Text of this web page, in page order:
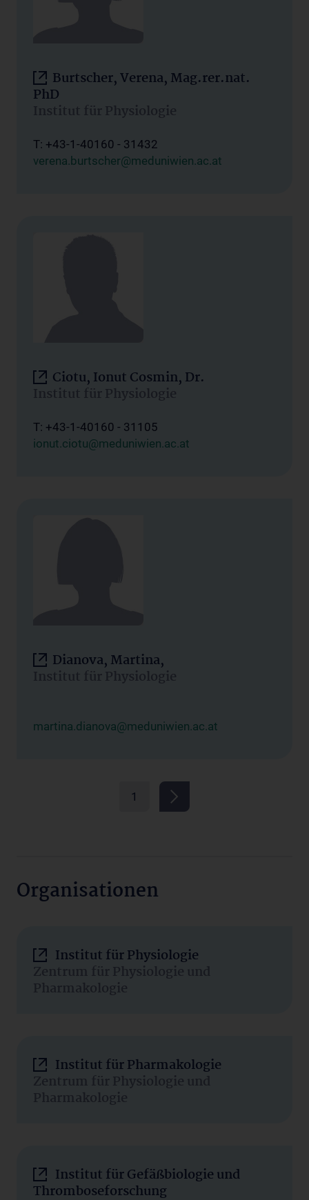
Burtscher, Verena, Mag.rer.nat.
PhD
Institut für Physiologie
T: +43-1-40160 - 31432
verena.burtscher@meduniwien.ac.at
Ciotu, Ionut Cosmin, Dr.
Institut für Physiologie
T: +43-1-40160 - 31105
ionut.ciotu@meduniwien.ac.at
Dianova, Martina,
Institut für Physiologie
martina.dianova@meduniwien.ac.at
1
Organisationen
Institut für Physiologie
Zentrum für Physiologie und
Pharmakologie
Institut für Pharmakologie
Zentrum für Physiologie und
Pharmakologie
Institut für Gefäßbiologie und
Thromboseforschung